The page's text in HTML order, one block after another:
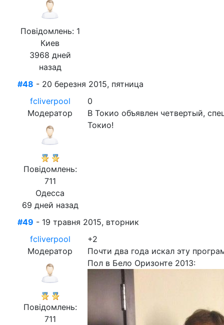
Повідомлень: 1
Киев
3968 дней
назад
#48 - 20 березня 2015, пятница
fcliverpool
Модератор
Повідомлень:
711
Одесса
69 дней назад
0
В Токио объявлен четвертый,
Токио!
#49 - 19 травня 2015, вторник
fcliverpool
Модератор
Повідомлень:
711
+2
Почти два года искал эту
Пол в Бело Оризонте 2013: